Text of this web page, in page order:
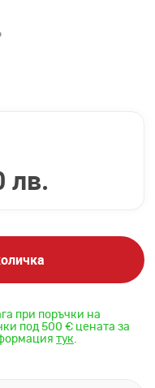
лв.
при поръчки на
под 500 € цената за
тук.